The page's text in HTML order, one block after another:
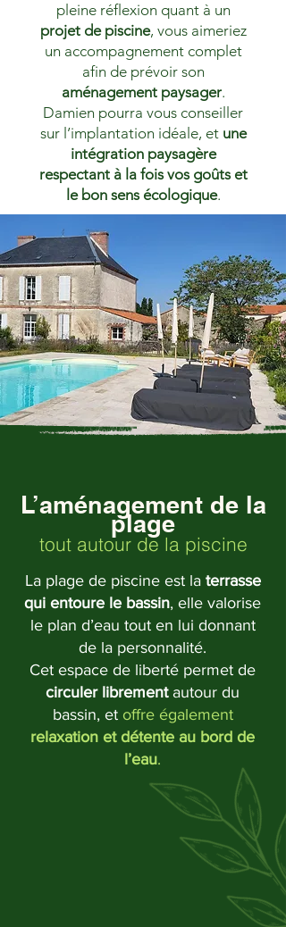
pleine réflexion quant à un
projet de piscine, vous aimeriez
un accompagnement complet
afin de prévoir son
aménagement paysager.
Damien pourra vous conseiller
sur l’implantation idéale, et une
intégration paysagère
respectant à la fois vos goûts et
le bon sens écologique.
L’aménagement de la
plage
tout autour de la piscine
La plage de piscine est la terrasse
qui entoure le bassin, elle valorise
le plan d’eau tout en lui donnant
de la personnalité.
Cet espace de liberté permet de
circuler librement autour du
bassin, et offre également
relaxation et détente au bord de
l’eau.